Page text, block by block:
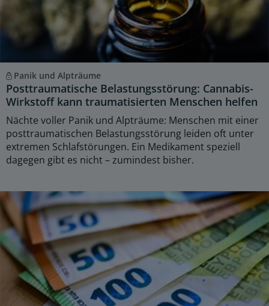
Panik und Alpträume
Posttraumatische Belastungsstörung: Cannabis-
Wirkstoff kann traumatisierten Menschen helfen
Nächte voller Panik und Alpträume: Menschen mit einer
posttraumatischen Belastungsstörung leiden oft unter
extremen Schlafstörungen. Ein Medikament speziell
dagegen gibt es nicht – zumindest bisher.